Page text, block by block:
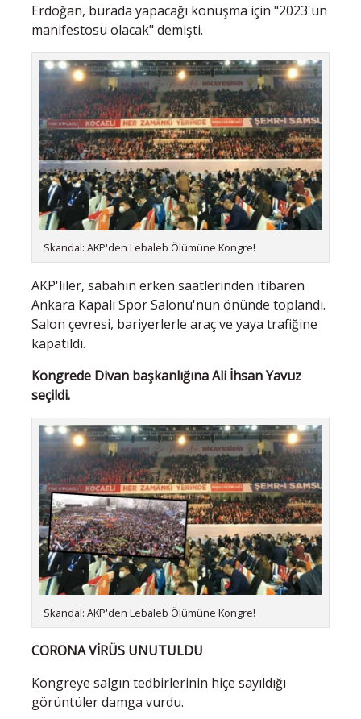
Erdoğan, burada yapacağı konuşma için "2023'ün
manifestosu olacak" demişti.
Skandal: AKP'den Lebaleb Ölümüne Kongre!
AKP'liler, sabahın erken saatlerinden itibaren
Ankara Kapalı Spor Salonu'nun önünde toplandı.
Salon çevresi, bariyerlerle araç ve yaya trafiğine
kapatıldı.
Kongrede Divan başkanlığına Ali İhsan Yavuz
seçildi.
Skandal: AKP'den Lebaleb Ölümüne Kongre!
CORONA VİRÜS UNUTULDU
Kongreye salgın tedbirlerinin hiçe sayıldığı
görüntüler damga vurdu.